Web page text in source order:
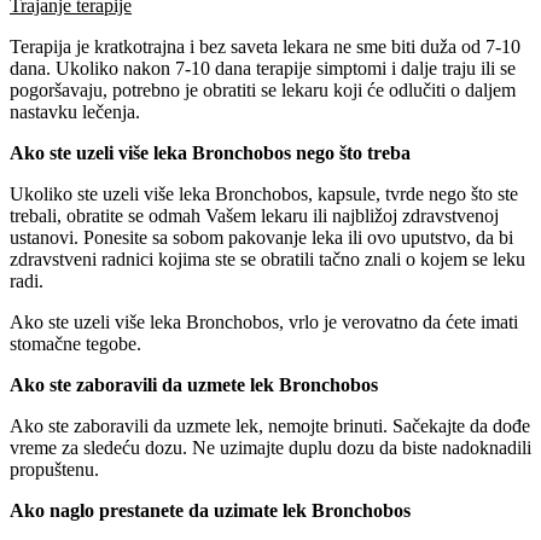
Trajanje terapije
Terapija je kratkotrajna i bez saveta lekara ne sme biti duža od 7-10
dana. Ukoliko nakon 7-10 dana terapije simptomi i dalje traju ili se
pogoršavaju, potrebno je obratiti se lekaru koji će odlučiti o daljem
nastavku lečenja.
Ako ste uzeli više leka Bronchobos nego što treba
Ukoliko ste uzeli više leka Bronchobos, kapsule, tvrde nego što ste
trebali, obratite se odmah Vašem lekaru ili najbližoj zdravstvenoj
ustanovi. Ponesite sa sobom pakovanje leka ili ovo uputstvo, da bi
zdravstveni radnici kojima ste se obratili tačno znali o kojem se leku
radi.
Ako ste uzeli više leka Bronchobos, vrlo je verovatno da ćete imati
stomačne tegobe.
Ako ste zaboravili da uzmete lek Bronchobos
Ako ste zaboravili da uzmete lek, nemojte brinuti. Sačekajte da dođe
vreme za sledeću dozu. Ne uzimajte duplu dozu da biste nadoknadili
propuštenu.
Ako naglo prestanete da uzimate lek Bronchobos